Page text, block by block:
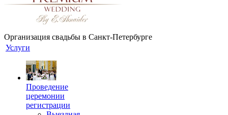
Организация свадьбы в Санкт-Петербурге
Услуги
Проведение
церемонии
регистрации